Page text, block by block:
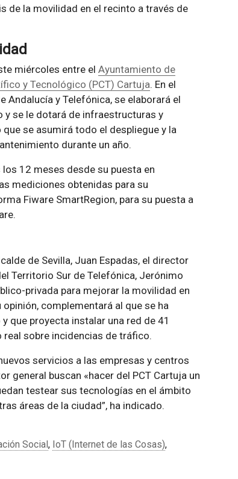
de la movilidad en el recinto a través de
miércoles entre el Ayuntamiento de
y Tecnológico (PCT) Cartuja. En el
Andalucía y Telefónica, se elaborará el
se le dotará de infraestructuras y
se asumirá todo el despliegue y la
durante un año.
12 meses desde su puesta en
mediciones obtenidas para su
Fiware SmartRegion, para su puesta a
de Sevilla, Juan Espadas, el director
Territorio Sur de Telefónica, Jerónimo
privada para mejorar la movilidad en
complementará al que se ha
que proyecta instalar una red de 41
sobre incidencias de tráfico.
servicios a las empresas y centros
general buscan «hacer del PCT Cartuja un
testear sus tecnologías en el ámbito
áreas de la ciudad”, ha indicado.
Social, IoT (Internet de las Cosas),